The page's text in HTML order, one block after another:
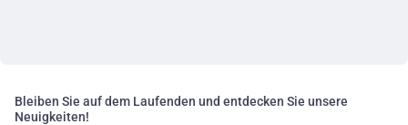
Bleiben Sie auf dem Laufenden und entdecken Sie unsere
Neuigkeiten!